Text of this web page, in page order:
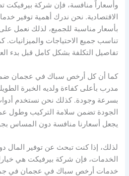
وأسعاراً منافسة، فإن شركة بيرفيكت
الاقتصادية. نحن ندرك أهمية توفير
بأسعار مناسبة للجميع، لذلك نعمل
تناسب جميع الاحتياجات
تفاصيل التكلفة بشكل كامل قبل بدء
كما أن كل أرخص سباك في عجمان
مدرب بأعلى كفاءة ولديه الخبرة
بسرعة وجودة. كذلك نحن نستخدم
الجودة تضمن سلامة التركيب وطول
يجعل أسعارنا منافسة دون المساس
لذلك، إذا كنت تبحث عن توفير المال
الخدمات، فإن شركة بيرفيكت هي
خدمات أرخص سباك في عجمان في جميع